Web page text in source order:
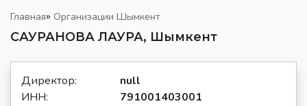
Главная» Организации Шымкент
САУРАНОВА ЛАУРА, Шымкент
Директор:
null
ИНН:
791001403001